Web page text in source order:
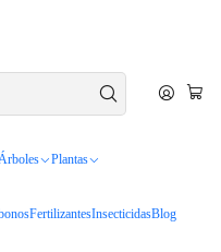
Plantas
FertilizantesInsecticidasBlog
PRIMERA COMPRA USANDO
Ornamental